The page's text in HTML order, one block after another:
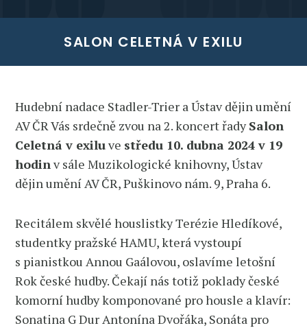
SALON CELETNÁ V EXILU
Hudební nadace Stadler-Trier a Ústav dějin umění
AV ČR Vás srdečně zvou na 2. koncert řadySalon
Celetná v exiluve středu 10. dubna 2024 v 19
hodinv sále Muzikologické knihovny, Ústav
dějin umění AV ČR, Puškinovo nám. 9, Praha 6.
Recitálem skvělé houslistky Terézie Hledíkové,
studentky pražské HAMU, která vystoupí
s pianistkou Annou Gaálovou, oslavíme letošní
Rok české hudby. Čekají nás totiž poklady české
komorní hudby komponované pro housle a klavír:
Sonatina G Dur Antonína Dvořáka, Sonáta pro